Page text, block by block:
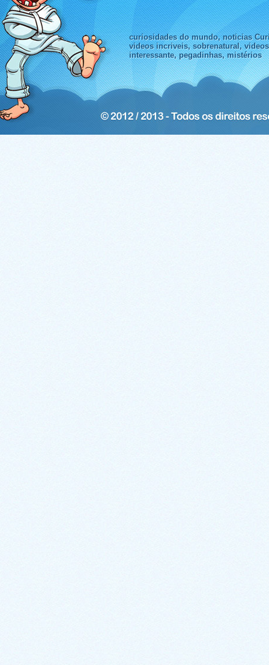
curiosidades do mundo, noticias
videos incriveis, sobrenatural,
interessante, pegadinhas, mistérios